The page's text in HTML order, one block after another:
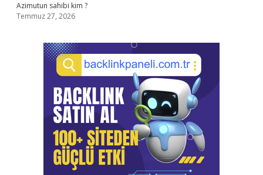
Azimutun sahibi kim ?
Temmuz 27, 2026